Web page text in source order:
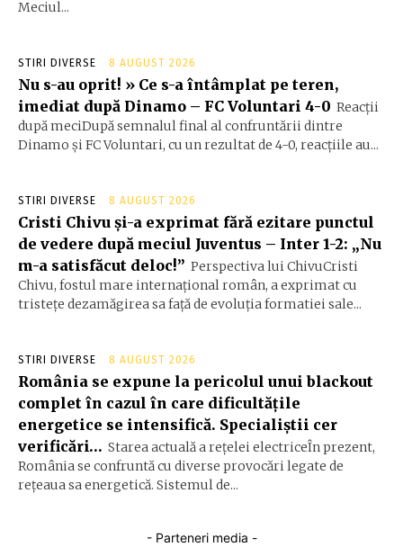
Meciul...
STIRI DIVERSE 8 AUGUST 2026
Nu s-au oprit! » Ce s-a întâmplat pe teren,
imediat după Dinamo – FC Voluntari 4-0 Reacții
după meciDupă semnalul final al confruntării dintre
Dinamo și FC Voluntari, cu un rezultat de 4-0, reacțiile au...
STIRI DIVERSE 8 AUGUST 2026
Cristi Chivu și-a exprimat fără ezitare punctul
de vedere după meciul Juventus – Inter 1-2: „Nu
m-a satisfăcut deloc!” Perspectiva lui ChivuCristi
Chivu, fostul mare internațional român, a exprimat cu
tristețe dezamăgirea sa față de evoluția formatiei sale...
STIRI DIVERSE 8 AUGUST 2026
România se expune la pericolul unui blackout
complet în cazul în care dificultățile
energetice se intensifică. Specialiștii cer
verificări… Starea actuală a rețelei electriceÎn prezent,
România se confruntă cu diverse provocări legate de
rețeaua sa energetică. Sistemul de...
- Parteneri media -